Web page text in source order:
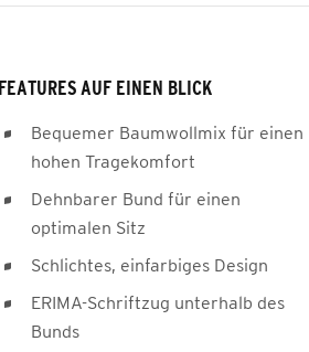
FEATURES AUF EINEN BLICK
Bequemer Baumwollmix für einen
hohen Tragekomfort
Dehnbarer Bund für einen
optimalen Sitz
Schlichtes, einfarbiges Design
ERIMA-Schriftzug unterhalb des
Bunds